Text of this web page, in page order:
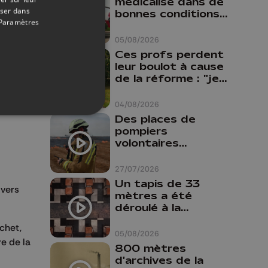
de la
05/08/2026
bonnes conditions à
04/08/2026
Ces profs perdent
leur boulot à cause
de la réforme : "je
comme prof que
comme
pharmacienne"
27/07/2026
Des places de
pompiers
volontaires
province de Liège :
"Un citoyen qui
n'est formé ne
peut pas nous
aider"
05/08/2026
Un tapis de 33
mètres a été
déroulé à la
Liège
800 mètres
d'archives de la
dans